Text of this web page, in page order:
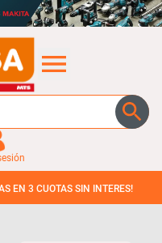
SIN INTERES!